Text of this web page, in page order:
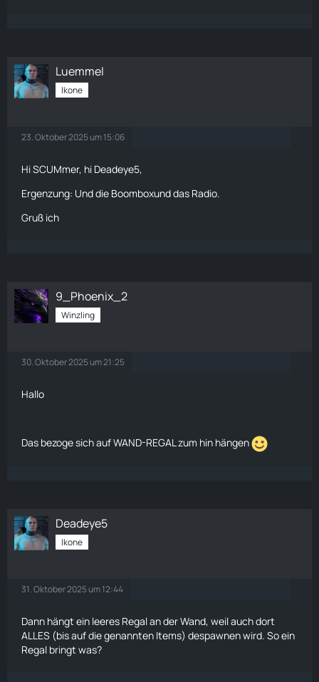
Luemmel
Ikone
23. Oktober 2025 um 15:06
Hi SCUMmer, hi Deadeye5,
Ergenzung: Und die Boomboxund das Radio.
Gruß ich
9_Phoenix_2
Winzling
30. Oktober 2025 um 21:25
Hallo
Das bezoge sich auf WAND-REGAL zum hin hängen
Deadeye5
Ikone
31. Oktober 2025 um 12:44
Dann hängt ein leeres Regal an der Wand, weil auch dort
ALLES (bis auf die genannten Items) despawnen wird. So ein
Regal bringt was?